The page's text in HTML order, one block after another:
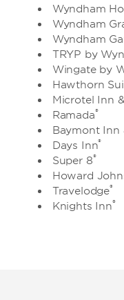
Wyndham
Wyndham
Wyndham
TRYP by
Wingate by
Hawthorn
Microtel Inn
Ramada®
Baymont Inn
Days Inn®
Super 8®
Howard
Travelodge®
Knights Inn®